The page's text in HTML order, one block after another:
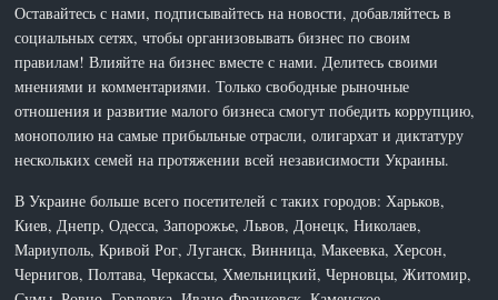
Оставайтесь с нами, подписывайтесь на новости, добавляйтесь в
социальных сетях, чтобы организовывать бизнес по своим
правилам! Влияйте на бизнес вместе с нами. Делитесь своими
мнениями и комментариями. Только свободные рыночные
отношения и развитие малого бизнеса смогут победить коррупцию,
монополию на самые прибыльные отрасли, олигархат и диктатуру
нескольких семей на протяжении всей независимости Украины.
В Украине больше всего посетителей с таких городов: Харьков,
Киев, Днепр, Одесса, Запорожье, Львов, Донецк, Николаев,
Мариуполь, Кривой Рог, Луганск, Винница, Макеевка, Херсон,
Чернигов, Полтава, Черкассы, Хмельницкий, Черновцы, Житомир,